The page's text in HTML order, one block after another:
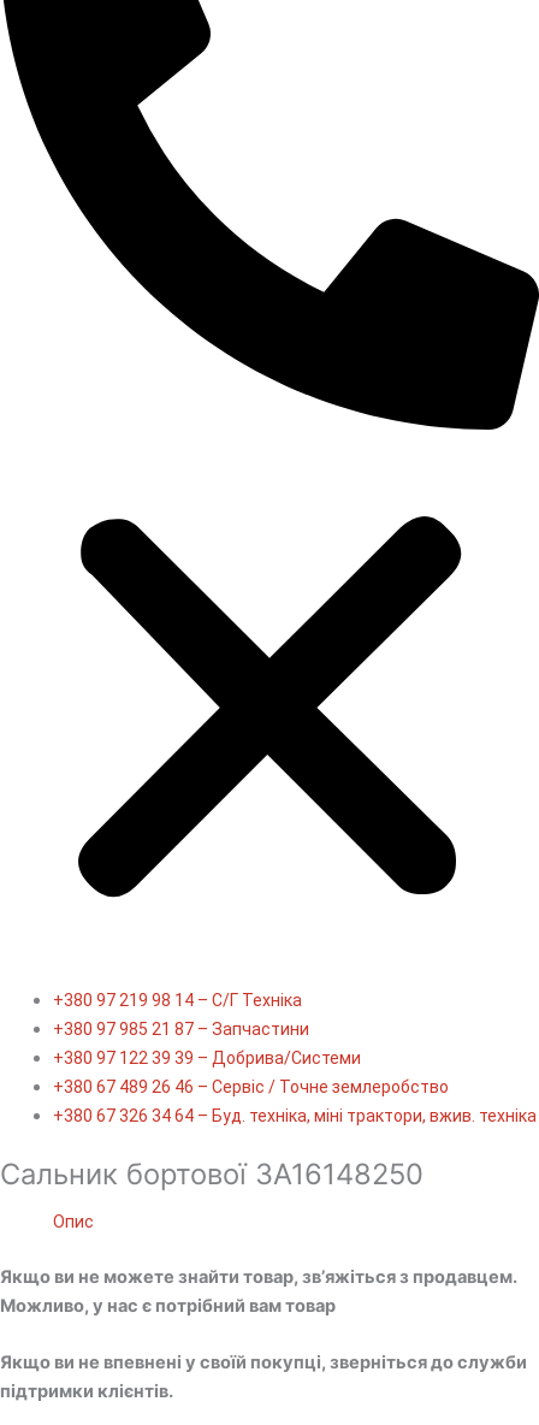
+380 97 219 98 14 – С/Г Техніка
+380 97 985 21 87 – Запчастини
+380 97 122 39 39 – Добрива/Cистеми
+380 67 489 26 46 – Сервіс / Точне землеробство
+380 67 326 34 64 – Буд. техніка, міні трактори, вжив. техніка
Cальник бортової 3A16148250
Опис
Якщо ви не можете знайти товар, зв’яжіться з продавцем.
Можливо, у нас є потрібний вам товар
Якщо ви не впевнені у своїй покупці, зверніться до служби
підтримки клієнтів.